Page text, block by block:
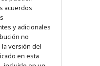
acuerdos
y adicionales
no
versión del
en esta